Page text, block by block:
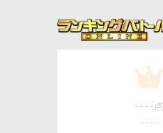
1
---- 点
----